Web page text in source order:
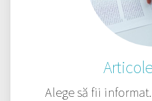
Alege să fii